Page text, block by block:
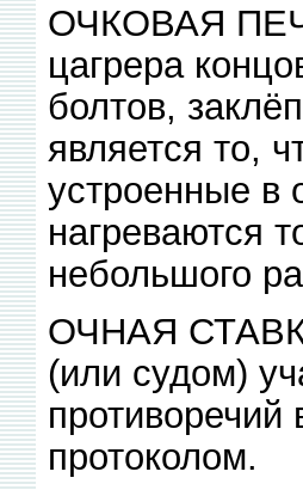
ОЧКОВАЯ
цагрера
болтов,
является то,
устроенные в
нагреваются
небольшого
ОЧНАЯ
(или судом)
протоколом.